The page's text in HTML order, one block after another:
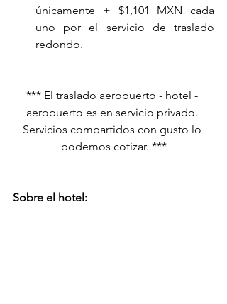
únicamente + $1,101 MXN cada
uno por el servicio de traslado
redondo.
*** El traslado aeropuerto - hotel -
aeropuerto es en servicio privado.
Servicios compartidos con gusto lo
podemos cotizar. ***
Sobre el hotel: